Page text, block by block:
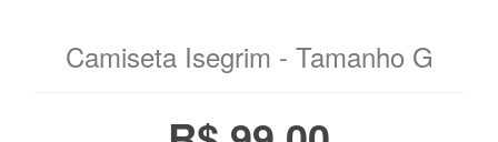
Camiseta Isegrim - Tamanho G